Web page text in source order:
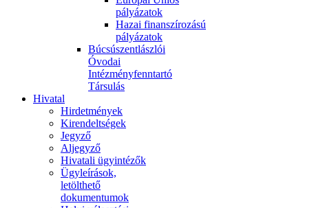
pályázatok
Hazai finanszírozású
pályázatok
Búcsúszentlászlói
Óvodai
Intézményfenntartó
Társulás
Hivatal
Hirdetmények
Kirendeltségek
Jegyző
Aljegyző
Hivatali ügyintézők
Ügyleírások,
letölthető
dokumentumok